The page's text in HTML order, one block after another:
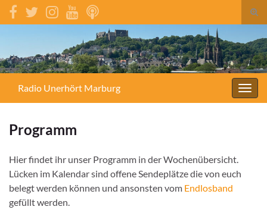
Search for:
Radio Unerhört Marburg
Programm
Hier findet ihr unser Programm in der Wochenübersicht.
Lücken im Kalendar sind offene Sendeplätze die von euch
belegt werden können und ansonsten vom Endlosband
gefüllt werden.